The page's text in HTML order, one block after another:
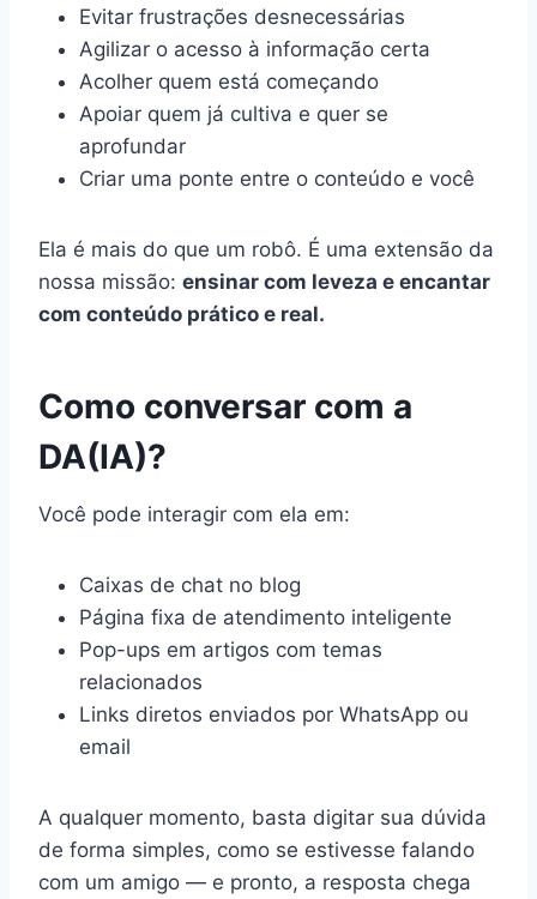
Evitar frustrações desnecessárias
Agilizar o acesso à informação certa
Acolher quem está começando
Apoiar quem já cultiva e quer se
aprofundar
Criar uma ponte entre o conteúdo e você
Ela é mais do que um robô. É uma extensão da
nossa missão: ensinar com leveza e encantar
com conteúdo prático e real.
Como conversar com a
DA(IA)?
Você pode interagir com ela em:
Caixas de chat no blog
Página fixa de atendimento inteligente
Pop-ups em artigos com temas
relacionados
Links diretos enviados por WhatsApp ou
email
A qualquer momento, basta digitar sua dúvida
de forma simples, como se estivesse falando
com um amigo — e pronto, a resposta chega